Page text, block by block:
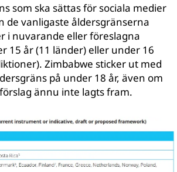
som ska sättas för sociala medier
de vanligaste åldersgränserna
i nuvarande eller föreslagna
15 år (11 länder) eller under 16
Zimbabwe sticker ut med
på under 18 år, även om
ännu inte lagts fram.